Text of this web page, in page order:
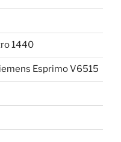
1440
Esprimo V6515